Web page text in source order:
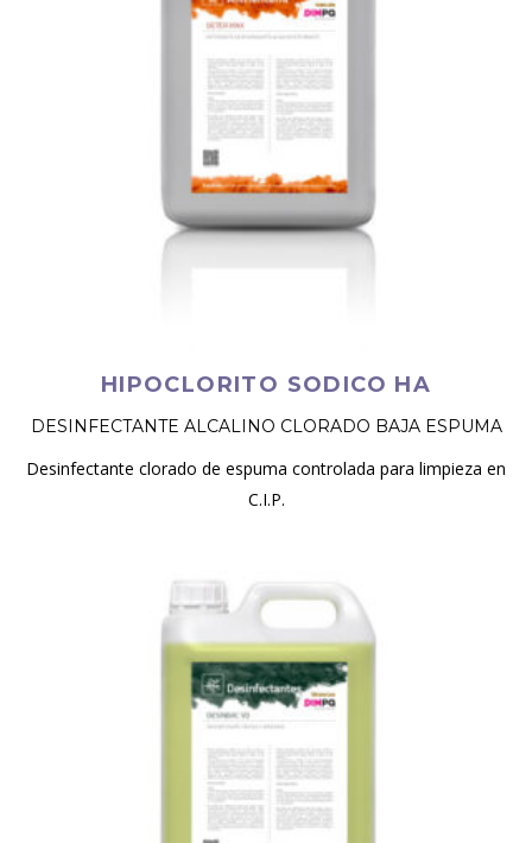
HIPOCLORITO SODICO HA
DESINFECTANTE ALCALINO CLORADO BAJA ESPUMA
Desinfectante clorado de espuma controlada para limpieza en
C.I.P.